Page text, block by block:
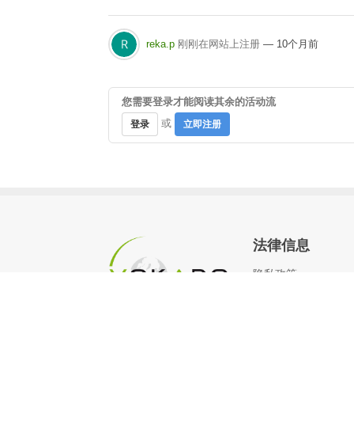
reka.p 刚刚在网站上注册 — 10个月前
您需要登录才能阅读其余的活动流
登录 或 立即注册
法律信息
隐私政策